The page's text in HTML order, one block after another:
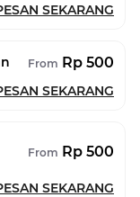
SEKARANG
From Rp 500
SEKARANG
From Rp 500
SEKARANG